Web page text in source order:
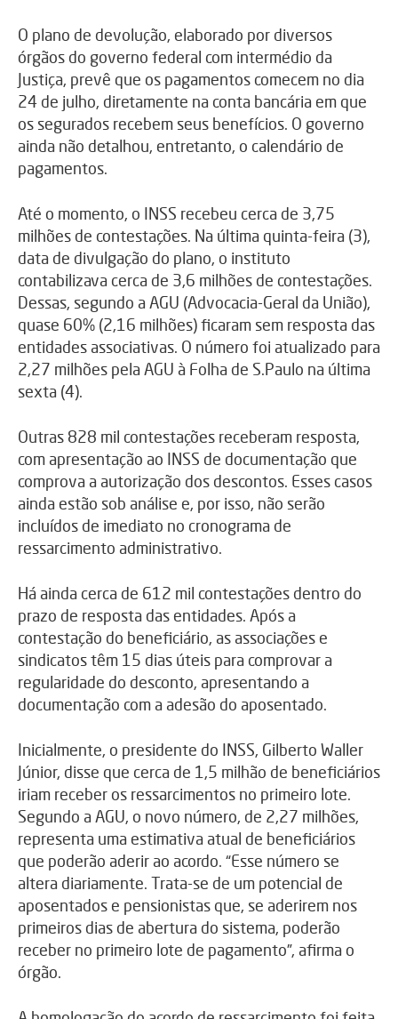
O plano de devolução, elaborado por diversos
órgãos do governo federal com intermédio da
Justiça, prevê que os pagamentos comecem no dia
24 de julho, diretamente na conta bancária em que
os segurados recebem seus benefícios. O governo
ainda não detalhou, entretanto, o calendário de
pagamentos.
Até o momento, o INSS recebeu cerca de 3,75
milhões de contestações. Na última quinta-feira (3),
data de divulgação do plano, o instituto
contabilizava cerca de 3,6 milhões de contestações.
Dessas, segundo a AGU (Advocacia-Geral da União),
quase 60% (2,16 milhões) ficaram sem resposta das
entidades associativas. O número foi atualizado para
2,27 milhões pela AGU à Folha de S.Paulo na última
sexta (4).
Outras 828 mil contestações receberam resposta,
com apresentação ao INSS de documentação que
comprova a autorização dos descontos. Esses casos
ainda estão sob análise e, por isso, não serão
incluídos de imediato no cronograma de
ressarcimento administrativo.
Há ainda cerca de 612 mil contestações dentro do
prazo de resposta das entidades. Após a
contestação do beneficiário, as associações e
sindicatos têm 15 dias úteis para comprovar a
regularidade do desconto, apresentando a
documentação com a adesão do aposentado.
Inicialmente, o presidente do INSS, Gilberto Waller
Júnior, disse que cerca de 1,5 milhão de beneficiários
iriam receber os ressarcimentos no primeiro lote.
Segundo a AGU, o novo número, de 2,27 milhões,
representa uma estimativa atual de beneficiários
que poderão aderir ao acordo. “Esse número se
altera diariamente. Trata-se de um potencial de
aposentados e pensionistas que, se aderirem nos
primeiros dias de abertura do sistema, poderão
receber no primeiro lote de pagamento”, afirma o
órgão.